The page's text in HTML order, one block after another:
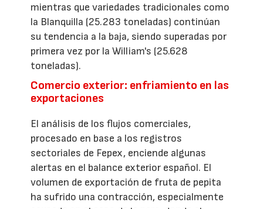
mientras que variedades tradicionales como
la Blanquilla (25.283 toneladas) continúan
su tendencia a la baja, siendo superadas por
primera vez por la William's (25.628
toneladas).
Comercio exterior: enfriamiento en las
exportaciones
El análisis de los flujos comerciales,
procesado en base a los registros
sectoriales de Fepex, enciende algunas
alertas en el balance exterior español. El
volumen de exportación de fruta de pepita
ha sufrido una contracción, especialmente